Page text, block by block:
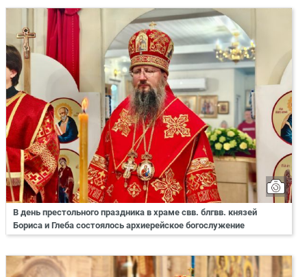
В день престольного праздника в храме свв. блгвв. князей
Бориса и Глеба состоялось архиерейское богослужение